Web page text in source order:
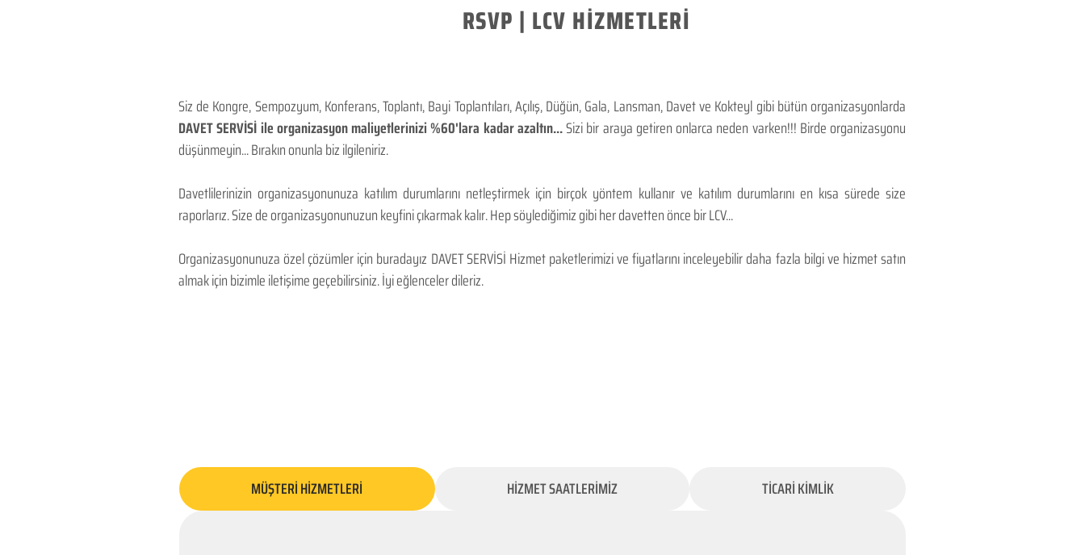
RSVP | LCV HİZMETLERİ
Siz de Kongre, Sempozyum, Konferans, Toplantı, Bayi Toplantıları, Açılış, Düğün, Gala, Lansman, Davet ve Kokteyl gibi bütün organizasyonlarda
DAVET SERVİSİ ile organizasyon maliyetlerinizi %60'lara kadar azaltın...Sizi bir araya getiren onlarca neden varken!!! Birde organizasyonu
düşünmeyin... Bırakın onunla biz ilgileniriz.
Davetlilerinizin organizasyonunuza katılım durumlarını netleştirmek için birçok yöntem kullanır ve katılım durumlarını en kısa sürede size
raporlarız. Size de organizasyonunuzun keyfini çıkarmak kalır. Hep söylediğimiz gibi her davetten önce bir LCV...
Organizasyonunuza özel çözümler için buradayız DAVET SERVİSİ Hizmet paketlerimizi ve fiyatlarını inceleyebilir daha fazla bilgi ve hizmet satın
almak için bizimle iletişime geçebilirsiniz. İyi eğlenceler dileriz.
MÜŞTERİ HİZMETLERİ HİZMET SAATLERİMİZ TİCARİ KİMLİK